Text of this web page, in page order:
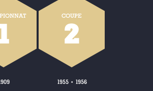
COUPE
2
1955• 1956